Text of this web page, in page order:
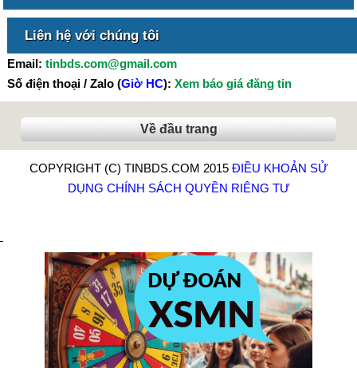
Liên hệ với chúng tôi
Email: tinbds.com@gmail.com
Số điện thoại / Zalo (Giờ HC): Xem báo giá đăng tin
Về đầu trang
COPYRIGHT (C) TINBDS.COM 2015 ĐIỀU KHOẢN SỬ
DỤNG CHÍNH SÁCH QUYỀN RIÊNG TƯ